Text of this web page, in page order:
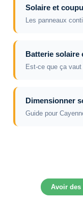
Solaire et
Les panneaux
Batterie solaire
Est-ce que ça
Dimensionner
Guide pour
Avoir